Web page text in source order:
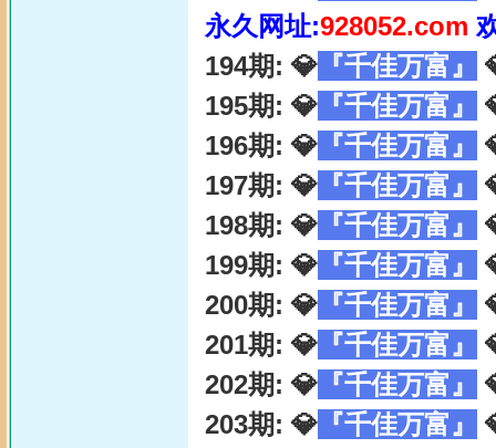
永久网址:928052.com
194期: 💎 『千佳万富』
195期: 💎 『千佳万富』
196期: 💎 『千佳万富』
197期: 💎 『千佳万富』
198期: 💎 『千佳万富』
199期: 💎 『千佳万富』
200期: 💎 『千佳万富』
201期: 💎 『千佳万富』
202期: 💎 『千佳万富』
203期: 💎 『千佳万富』